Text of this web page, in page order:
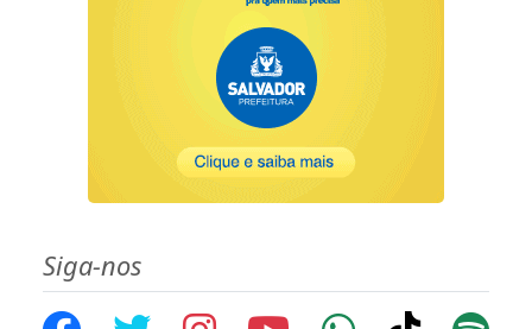
Siga-nos